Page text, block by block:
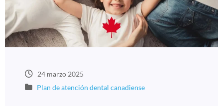
24 marzo 2025
Plan de atención dental canadiense